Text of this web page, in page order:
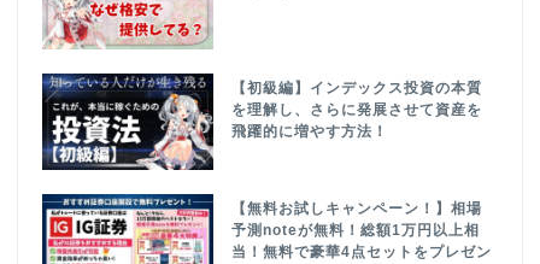
【初級編】インデックス投資の本質
を理解し、さらに発展させて資産を
飛躍的に増やす方法！
【無料お試しキャンペーン！】相場
予測noteが無料！総額1万円以上相
当！無料で豪華4点セットをプレゼン